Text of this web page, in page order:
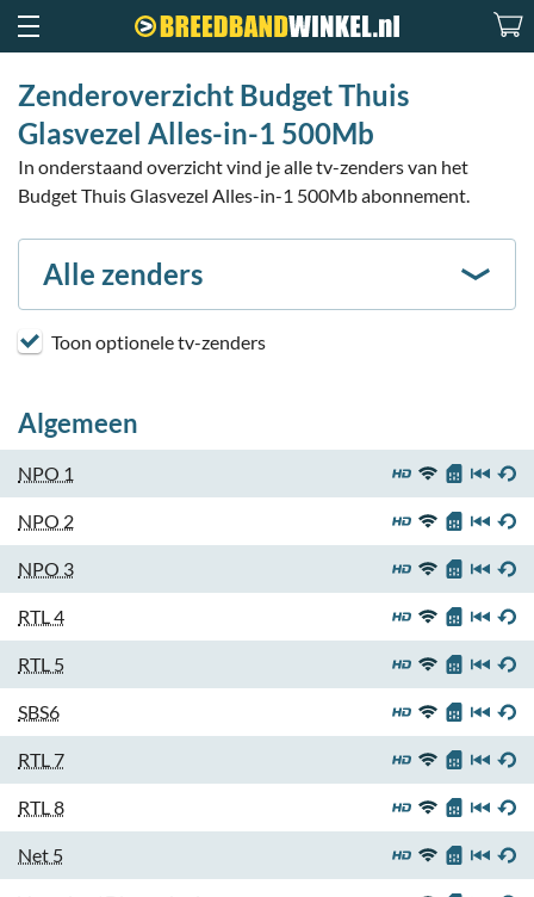
Zenderoverzicht Budget Thuis
Glasvezel Alles-in-1 500Mb
In onderstaand overzicht vind je alle tv-zenders van het
Budget Thuis Glasvezel Alles-in-1 500Mb abonnement.
Alle zenders
Toon optionele tv-zenders
Algemeen
NPO 1
NPO 2
NPO 3
RTL 4
RTL 5
SBS6
RTL 7
RTL 8
Net 5